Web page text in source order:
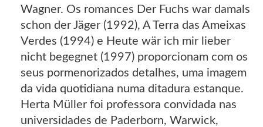
Wagner. Os romances Der Fuchs war damals
schon der Jäger (1992), A Terra das Ameixas
Verdes (1994) e Heute wär ich mir lieber
nicht begegnet (1997) proporcionam com os
seus pormenorizados detalhes, uma imagem
da vida quotidiana numa ditadura estanque.
Herta Müller foi professora convidada nas
universidades de Paderborn, Warwick,